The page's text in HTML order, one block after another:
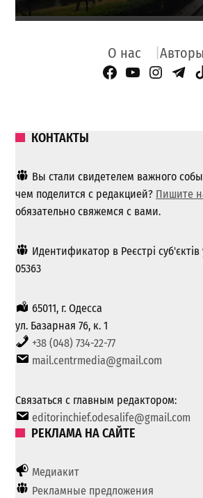
О нас Авторы
Facebook Page
YouTube
КОНТАКТЫ
Вы стали свидетелем важного
чем поделится с редакцией? Пишите
обязательно свяжемся с вами.
Идентификатор в Реєстрі
05363
65011, г. Одесса
ул. Базарная 76, к. 1
+38 (048) 734-22-77
mail.centrmedia@gmail.com
Связаться с главным редактором:
editorinchief.odesalife@gmail.com
РЕКЛАМА НА САЙТЕ
Медиакит
Рекламные предложения